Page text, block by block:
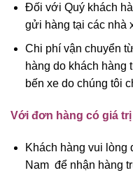
Đối với Quý khách
gửi hàng tại các nhà
Chi phí vận chuyển
hàng do khách hàng
bến xe do chúng tôi
Với đơn hàng có giá
Khách hàng vui lòng
Nam để nhận hàng